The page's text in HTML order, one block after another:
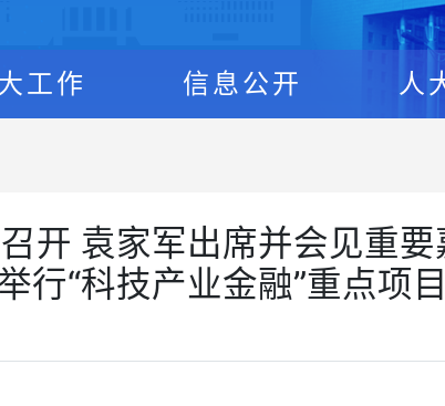
工作 信息公开 人
开 袁家军出席并会见重
行“科技产业金融”重点项